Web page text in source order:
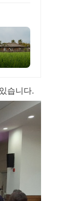
습니다.